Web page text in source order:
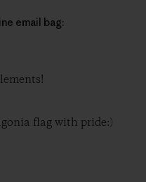
email bag:
flag with pride:)